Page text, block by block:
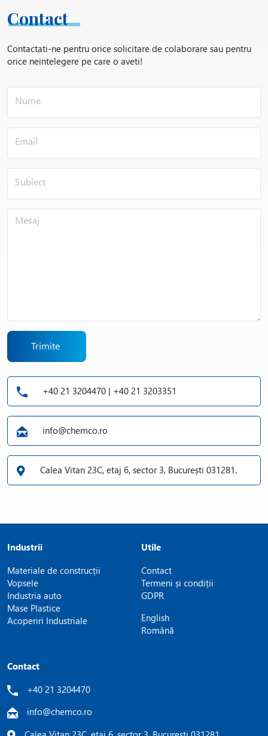
Contact
Contactati-ne pentru orice solicitare de colaborare sau pentru
orice neintelegere pe care o aveti!
Trimite
+40 21 3204470 | +40 21 3203351
info@chemco.ro
Calea Vitan 23C, etaj 6, sector 3, București 031281.
Industrii
Materiale de construcții
Vopsele
Industria auto
Mase Plastice
Acoperiri Industriale
Utile
Contact
Termeni și condiții
GDPR
English
Română
Contact
+40 21 3204470
info@chemco.ro